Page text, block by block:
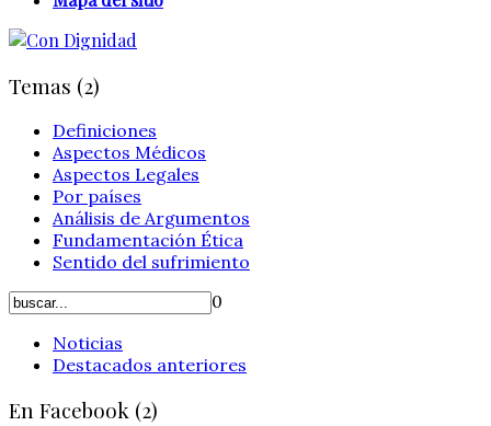
Temas (2)
Definiciones
Aspectos Médicos
Aspectos Legales
Por países
Análisis de Argumentos
Fundamentación Ética
Sentido del sufrimiento
0
Noticias
Destacados anteriores
En Facebook (2)